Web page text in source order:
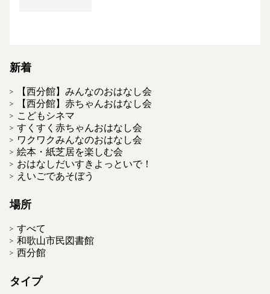
新着
【西分館】みんなのおはなし会
【西分館】赤ちゃんおはなし会
こどもシネマ
すくすく赤ちゃんおはなし会
ワクワクみんなのおはなし会
絵本・紙芝居を楽しむ会
おはなしだいすきよっといで！
えいごであそぼう
場所
すべて
和歌山市民図書館
西分館
タイプ